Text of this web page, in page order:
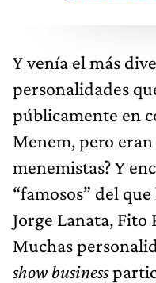
Y venía el más
personalidades
públicamente en
Menem, pero
menemistas? Y
“famosos” del
Jorge Lanata, Fito
Muchas
show business